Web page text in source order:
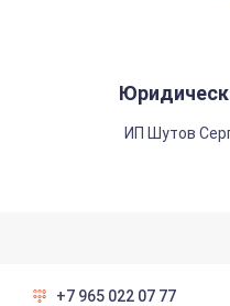
ИП Шутов
+7 965 022 07 77